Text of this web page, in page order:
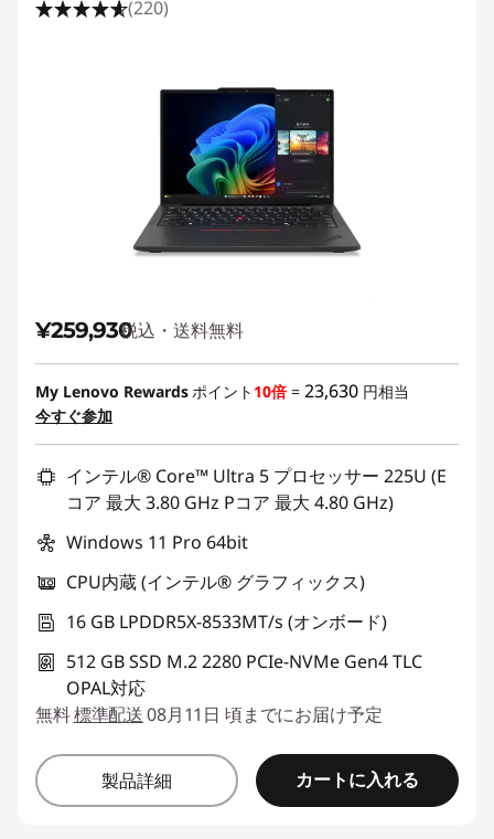
(220)
¥259,930税込・送料無料
My Lenovo Rewards ポイント 10倍= 23,630 円相当
今すぐ参加
インテル® Core™ Ultra 5 プロセッサー 225U (E
コア 最大 3.80 GHz Pコア 最大 4.80 GHz)
Windows 11 Pro 64bit
CPU内蔵 (インテル® グラフィックス)
16 GB LPDDR5X-8533MT/s (オンボード)
512 GB SSD M.2 2280 PCIe-NVMe Gen4 TLC
OPAL対応
無料標準配送08月11日 頃までにお届け予定
製品詳細 カートに入れる